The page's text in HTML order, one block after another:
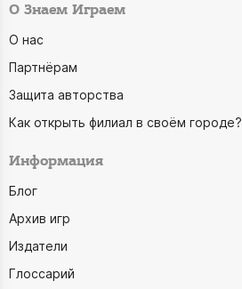
О Знаем Играем
О нас
Партнёрам
Защита авторства
Как открыть филиал в своём городе?
Информация
Блог
Архив игр
Издатели
Глоссарий